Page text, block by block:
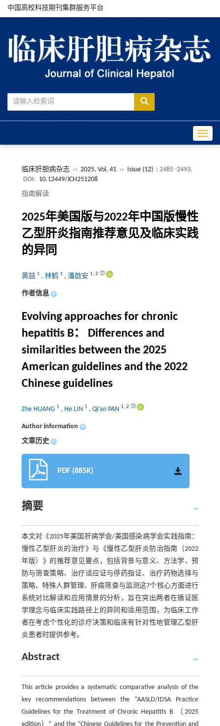
中国高校科技期刊集群服务平台
临床肝胆病杂志 ›› 2025, Vol. 41 ›› Issue (12) : 2485 -2493.
DOI: 10.12449/JCH251208
指南解读
2025年美国版与2022年中国版慢性
乙型肝炎指南推荐意见及临床实践
的异同
黄喆 1 , 林鹤 1 , 潘啟安 1, 2
作者信息 +
Evolving approaches for chronic
hepatitis B： Differences and
similarities between the 2025
American guidelines and the 2022
Chinese guidelines
Zhe HUANG 1 , He LIN 1 , Qi’an PAN 1, 2
Author information +
文章历史 +
PDF (885K)
摘要
本文对《2025年美国肝病学会/美国感染病学会实践指南：
慢性乙型肝炎的治疗》与《慢性乙型肝炎防治指南（2022
年版）》的推荐意见要点，包括背景与意义、方法学、预
防与筛查策略、治疗适应证与停药指证、治疗药物选择与
策略、特殊人群管理、肝癌筛查与监测这7个核心方面进行
系统对比解读和应用情景的分析，旨在突出两者在循证医
学理念与临床实践路径上的异同和适用范围，为临床工作
者在考虑个性化的诊疗决策和临床有针对性地管理乙型肝
炎患者时提供参考。
Abstract
This article provides a systematic comparative analysis of the
key recommendations between the “AASLD/IDSA Practice
Guidelines for the Treatment of Chronic Hepatitis B （2025
edition）” and the “Chinese Guidelines for the Prevention and